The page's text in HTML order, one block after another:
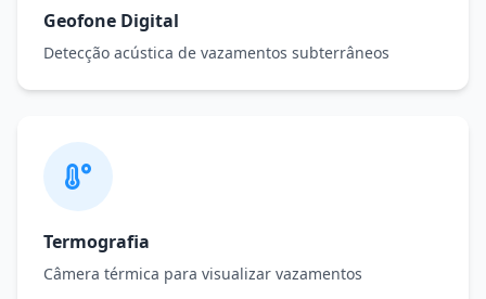
Geofone Digital
Detecção acústica de vazamentos subterrâneos
Termografia
Câmera térmica para visualizar vazamentos